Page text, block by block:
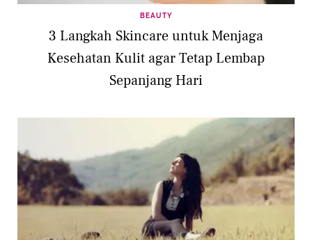
BEAUTY
3 Langkah Skincare untuk Menjaga
Kesehatan Kulit agar Tetap Lembap
Sepanjang Hari